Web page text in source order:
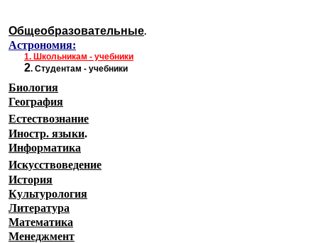
Общеобразовательные.
Астрономия:
1. Школьникам - учебники
2. Студентам - учебники
Биология
География
Естествознание
Иностр. языки.
Информатика
Искусствоведение
История
Культурология
Литература
Математика
Менеджмент